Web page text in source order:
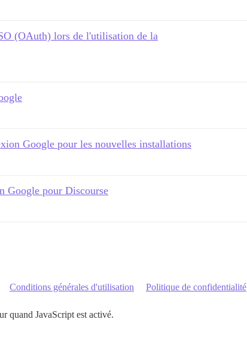
(OAuth) lors de l'utilisation de la
Google pour les nouvelles installations
Google pour Discourse
Conditions générales d'utilisation Politique de confidentialité
quand JavaScript est activé.